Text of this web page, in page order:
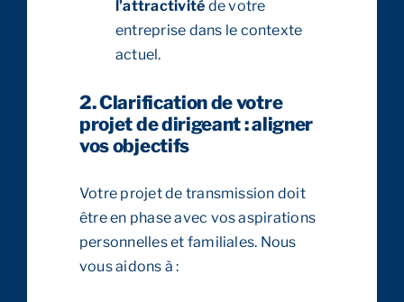
l’attractivité de votre
entreprise dans le contexte
actuel.
2. Clarification de votre
projet de dirigeant : aligner
vos objectifs
Votre projet de transmission doit
être en phase avec vos aspirations
personnelles et familiales. Nous
vous aidons à :